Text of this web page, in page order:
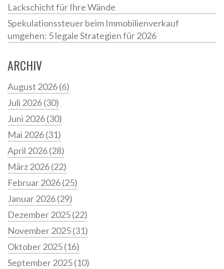
Lackschicht für Ihre Wände
Spekulationssteuer beim Immobilienverkauf
umgehen: 5 legale Strategien für 2026
ARCHIV
August 2026(6)
Juli 2026(30)
Juni 2026(30)
Mai 2026(31)
April 2026(28)
März 2026(22)
Februar 2026(25)
Januar 2026(29)
Dezember 2025(22)
November 2025(31)
Oktober 2025(16)
September 2025(10)